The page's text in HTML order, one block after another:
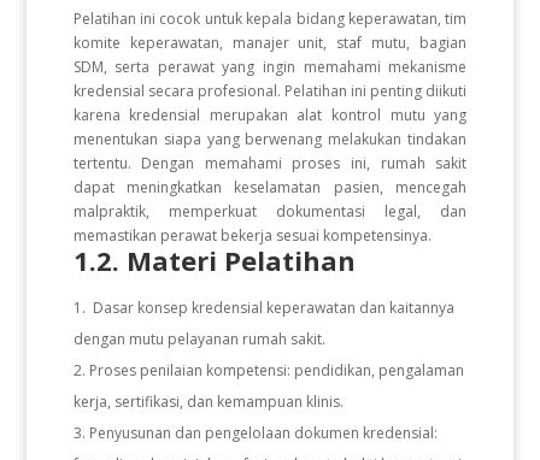
Pelatihan ini cocok untuk kepala bidang keperawatan, tim
komite keperawatan, manajer unit, staf mutu, bagian
SDM, serta perawat yang ingin memahami mekanisme
kredensial secara profesional. Pelatihan ini penting diikuti
karena kredensial merupakan alat kontrol mutu yang
menentukan siapa yang berwenang melakukan tindakan
tertentu. Dengan memahami proses ini, rumah sakit
dapat meningkatkan keselamatan pasien, mencegah
malpraktik, memperkuat dokumentasi legal, dan
memastikan perawat bekerja sesuai kompetensinya.
1.2. Materi Pelatihan
Dasar konsep kredensial keperawatan dan kaitannya
dengan mutu pelayanan rumah sakit.
Proses penilaian kompetensi: pendidikan, pengalaman
kerja, sertifikasi, dan kemampuan klinis.
Penyusunan dan pengelolaan dokumen kredensial: